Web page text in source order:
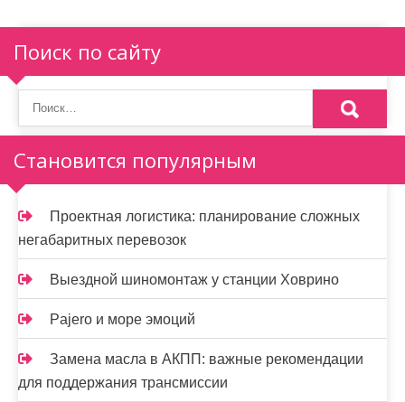
я
п
о
з
а
п
и
с
я
м
Поиск по сайту
Становится популярным
Проектная логистика: планирование сложных
негабаритных перевозок
Выездной шиномонтаж у станции Ховрино
Pajero и море эмоций
Замена масла в АКПП: важные рекомендации
для поддержания трансмиссии